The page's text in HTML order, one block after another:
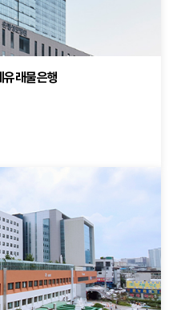
래물은행